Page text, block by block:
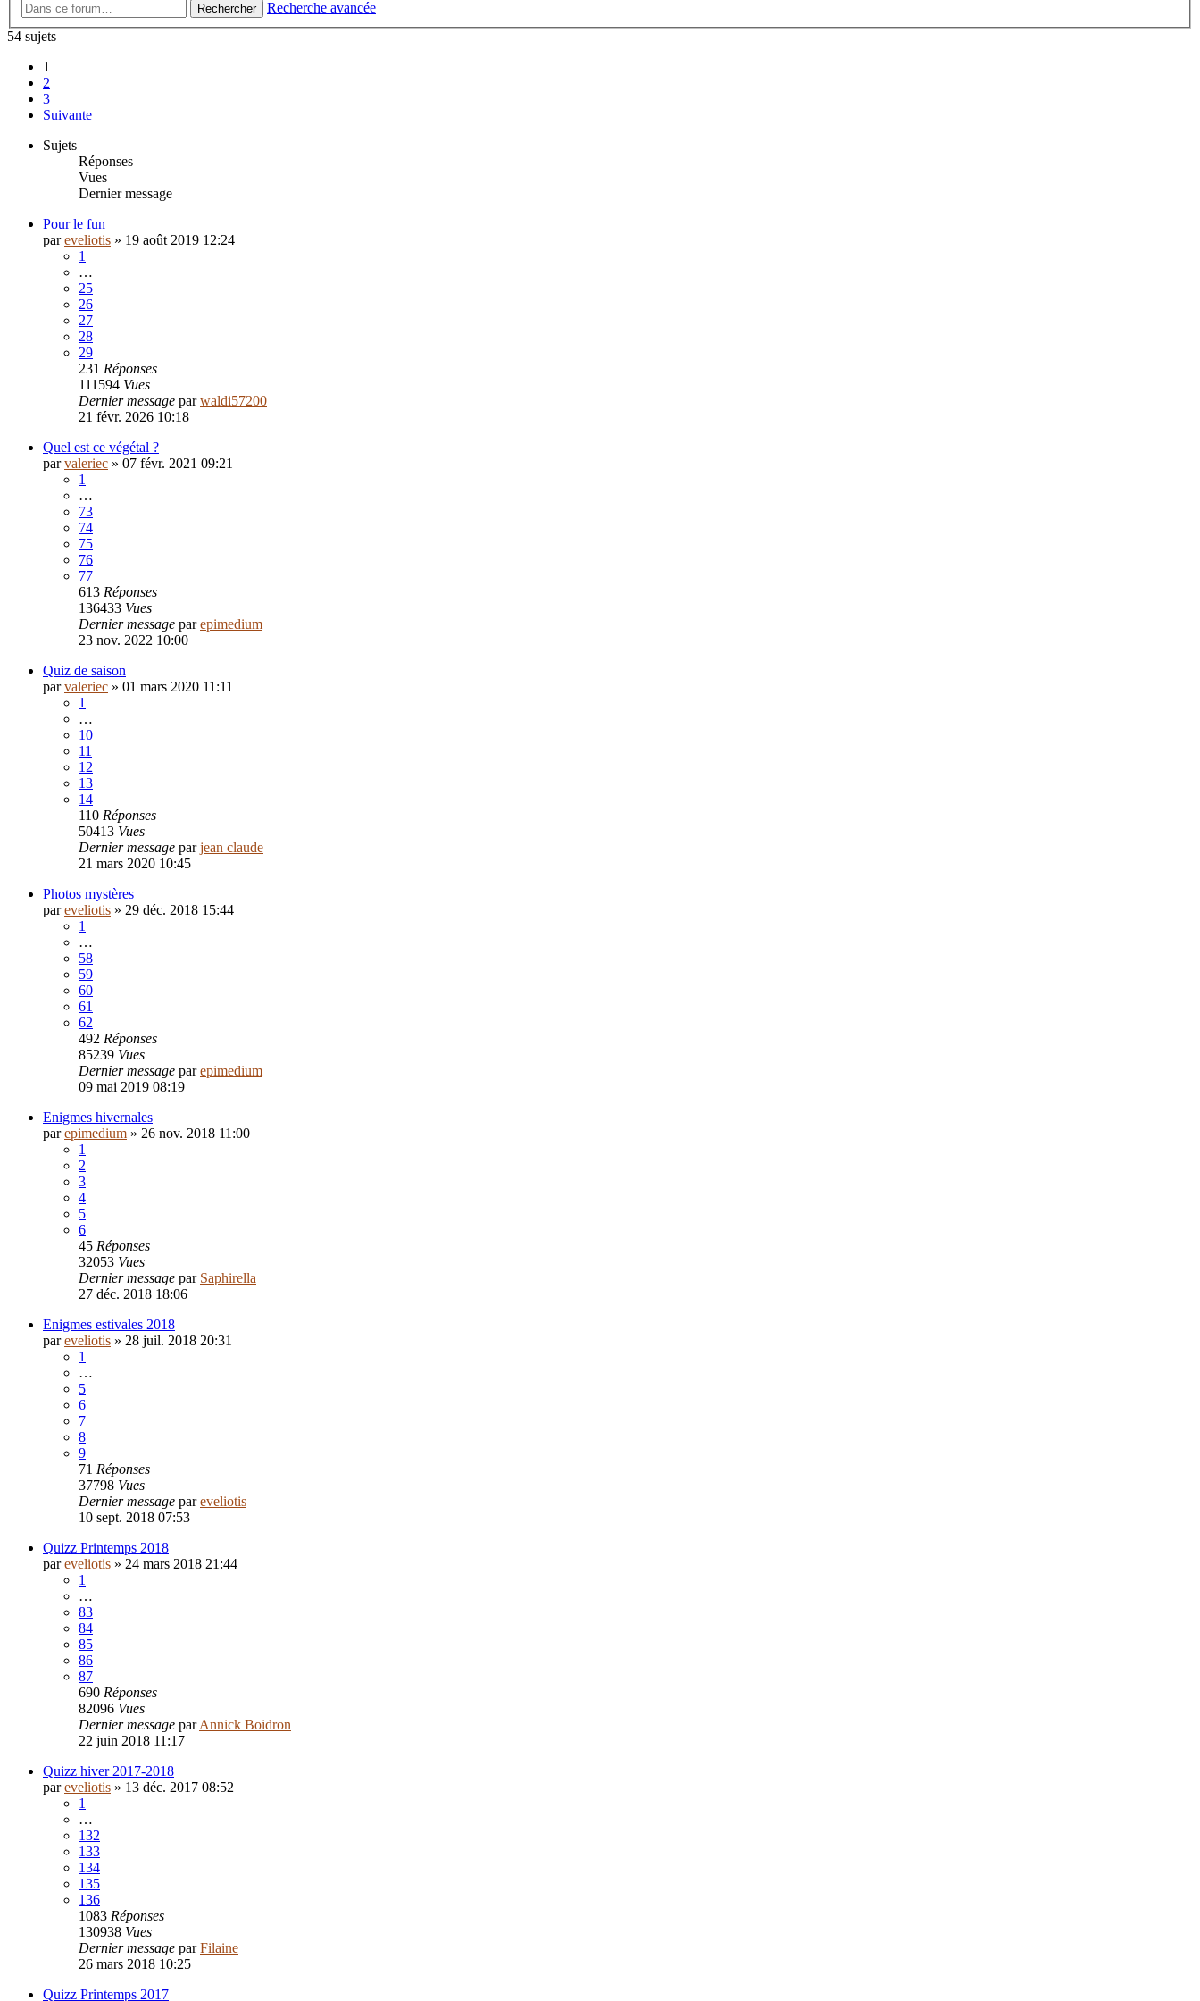
Rechercher
Recherche avancée
54 sujets
1
2
3
Suivante
Sujets
Réponses
Vues
Dernier message
Pour le fun
pareveliotis » 19 août 2019 12:24
1
…
25
26
27
28
29
231 Réponses
111594 Vues
Dernier message parwaldi57200
21 févr. 2026 10:18
Quel est ce végétal ?
parvaleriec » 07 févr. 2021 09:21
1
…
73
74
75
76
77
613 Réponses
136433 Vues
Dernier message parepimedium
23 nov. 2022 10:00
Quiz de saison
parvaleriec » 01 mars 2020 11:11
1
…
10
11
12
13
14
110 Réponses
50413 Vues
Dernier message parjean claude
21 mars 2020 10:45
Photos mystères
pareveliotis » 29 déc. 2018 15:44
1
…
58
59
60
61
62
492 Réponses
85239 Vues
Dernier message parepimedium
09 mai 2019 08:19
Enigmes hivernales
parepimedium » 26 nov. 2018 11:00
1
2
3
4
5
6
45 Réponses
32053 Vues
Dernier message par Saphirella
27 déc. 2018 18:06
Enigmes estivales 2018
pareveliotis » 28 juil. 2018 20:31
1
…
5
6
7
8
9
71 Réponses
37798 Vues
Dernier message pareveliotis
10 sept. 2018 07:53
Quizz Printemps 2018
pareveliotis » 24 mars 2018 21:44
1
…
83
84
85
86
87
690 Réponses
82096 Vues
Dernier message parAnnick Boidron
22 juin 2018 11:17
Quizz hiver 2017-2018
pareveliotis » 13 déc. 2017 08:52
1
…
132
133
134
135
136
1083 Réponses
130938 Vues
Dernier message parFilaine
26 mars 2018 10:25
Quizz Printemps 2017